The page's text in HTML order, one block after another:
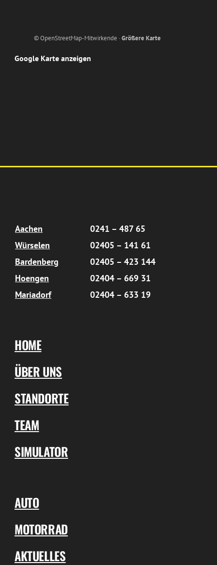
© OpenStreetMap-Mitwirkende ·Größere Karte
Google Karte anzeigen
Aachen
0241 – 487 65
Würselen
02405 – 141 61
Bardenberg
02405 – 423 144
Hoengen
02404 – 669 31
Mariadorf
02404 – 633 19
HOME
ÜBER UNS
STANDORTE
TEAM
SIMULATOR
AUTO
MOTORRAD
AKTUELLES